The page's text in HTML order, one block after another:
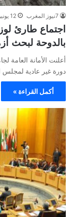
7نيوز المغرب 12 يونيو، 2021
اجتماع طارئ
بالدوحة لبحث
أعلنت الأمانة العامة
دورة غير عادية
أكمل القراءة »